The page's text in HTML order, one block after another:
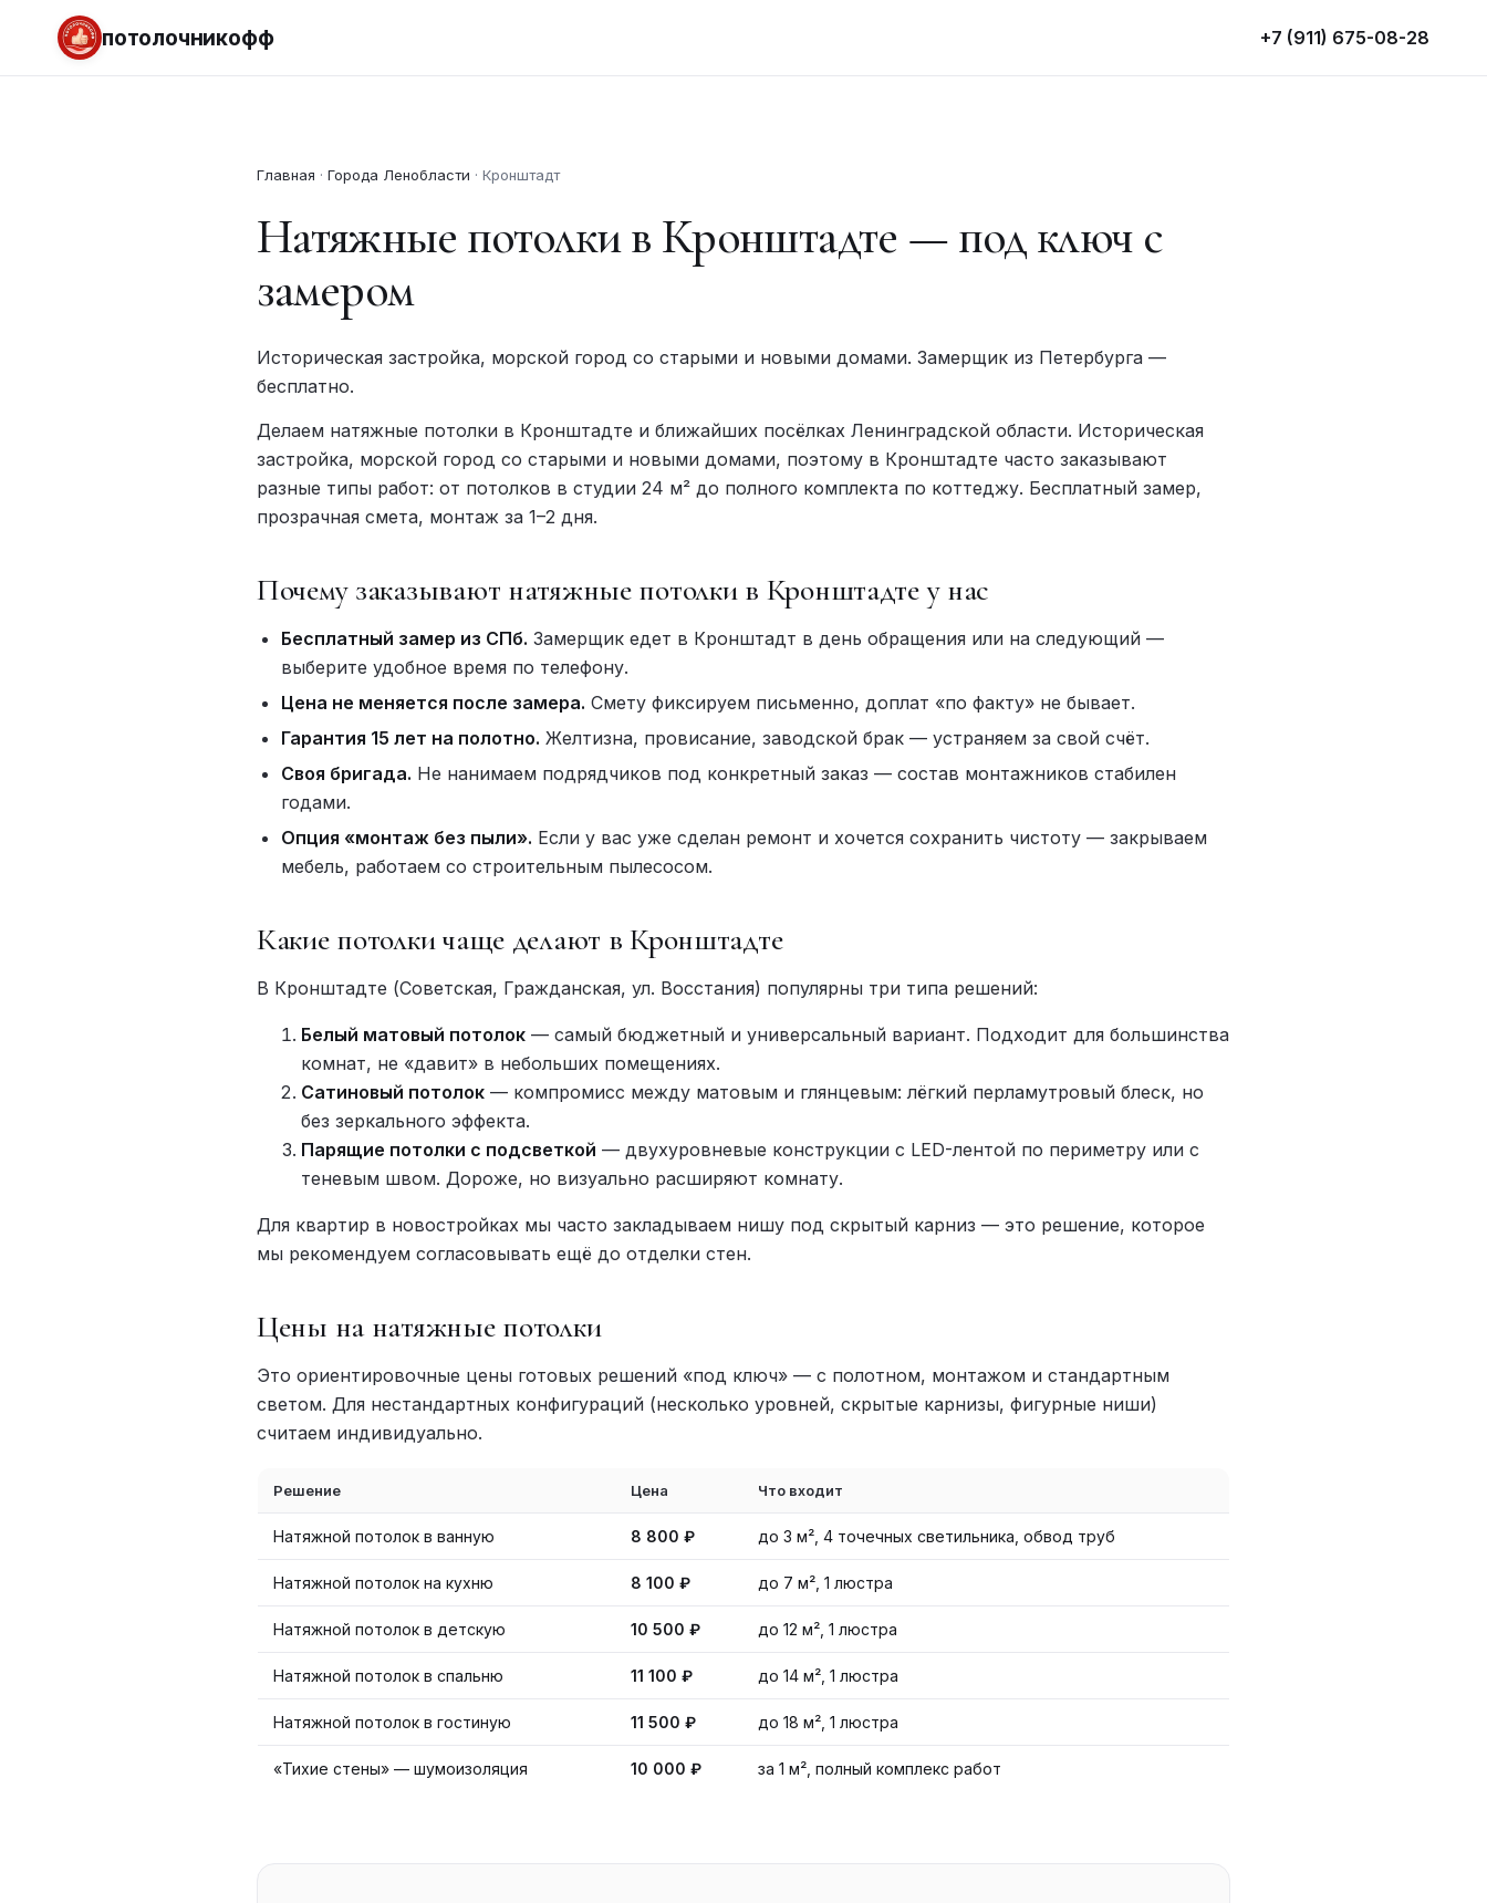
потолочникофф +7 (911) 675-08-28
Главная · Города Ленобласти · Кронштадт
Натяжные потолки в Кронштадте — под ключ с
замером
Историческая застройка, морской город со старыми и новыми домами. Замерщик из Петербурга —
бесплатно.
Делаем натяжные потолки в Кронштадте и ближайших посёлках Ленинградской области. Историческая
застройка, морской город со старыми и новыми домами, поэтому в Кронштадте часто заказывают
разные типы работ: от потолков в студии 24 м² до полного комплекта по коттеджу. Бесплатный замер,
прозрачная смета, монтаж за 1–2 дня.
Почему заказывают натяжные потолки в Кронштадте у нас
Бесплатный замер из СПб. Замерщик едет в Кронштадт в день обращения или на следующий —
выберите удобное время по телефону.
Цена не меняется после замера. Смету фиксируем письменно, доплат «по факту» не бывает.
Гарантия 15 лет на полотно. Желтизна, провисание, заводской брак — устраняем за свой счёт.
Своя бригада. Не нанимаем подрядчиков под конкретный заказ — состав монтажников стабилен
годами.
Опция «монтаж без пыли». Если у вас уже сделан ремонт и хочется сохранить чистоту — закрываем
мебель, работаем со строительным пылесосом.
Какие потолки чаще делают в Кронштадте
В Кронштадте (Советская, Гражданская, ул. Восстания) популярны три типа решений:
Белый матовый потолок — самый бюджетный и универсальный вариант. Подходит для большинства
комнат, не «давит» в небольших помещениях.
Сатиновый потолок — компромисс между матовым и глянцевым: лёгкий перламутровый блеск, но
без зеркального эффекта.
Парящие потолки с подсветкой — двухуровневые конструкции с LED-лентой по периметру или с
теневым швом. Дороже, но визуально расширяют комнату.
Для квартир в новостройках мы часто закладываем нишу под скрытый карниз — это решение, которое
мы рекомендуем согласовывать ещё до отделки стен.
Цены на натяжные потолки
Это ориентировочные цены готовых решений «под ключ» — с полотном, монтажом и стандартным
светом. Для нестандартных конфигураций (несколько уровней, скрытые карнизы, фигурные ниши)
считаем индивидуально.
Решение Цена Что входит
Натяжной потолок в ванную 8 800 ₽ до 3 м², 4 точечных светильника, обвод труб
Натяжной потолок на кухню 8 100 ₽ до 7 м², 1 люстра
Натяжной потолок в детскую 10 500 ₽ до 12 м², 1 люстра
Натяжной потолок в спальню 11 100 ₽ до 14 м², 1 люстра
Натяжной потолок в гостиную 11 500 ₽ до 18 м², 1 люстра
«Тихие стены» — шумоизоляция 10 000 ₽ за 1 м², полный комплекс работ